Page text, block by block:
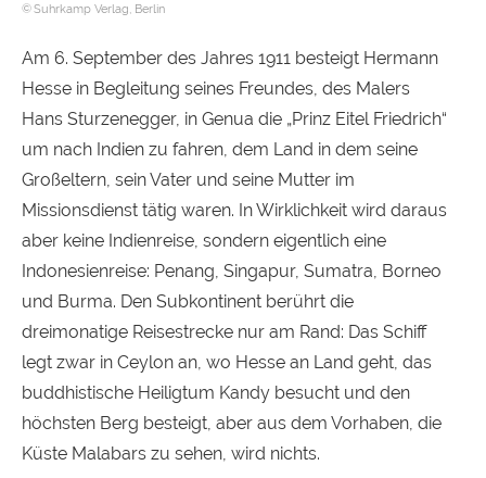
Suhrkamp Verlag, Berlin
Am 6. September des Jahres 1911 besteigt Hermann
Hesse in Begleitung seines Freundes, des Malers
Hans Sturzenegger, in Genua die „Prinz Eitel Friedrich“
um nach Indien zu fahren, dem Land in dem seine
Großeltern, sein Vater und seine Mutter im
Missionsdienst tätig waren. In Wirklichkeit wird daraus
aber keine Indienreise, sondern eigentlich eine
Indonesienreise: Penang, Singapur, Sumatra, Borneo
und Burma. Den Subkontinent berührt die
dreimonatige Reisestrecke nur am Rand: Das Schiff
legt zwar in Ceylon an, wo Hesse an Land geht, das
buddhistische Heiligtum Kandy besucht und den
höchsten Berg besteigt, aber aus dem Vorhaben, die
Küste Malabars zu sehen, wird nichts.